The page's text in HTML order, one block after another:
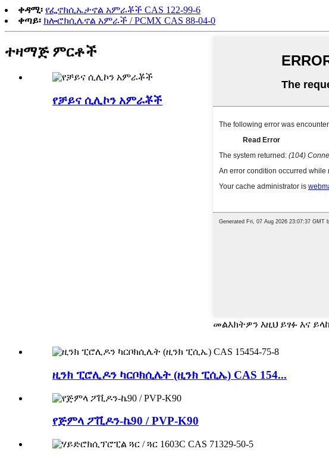
ቀዳሚ፡ የፌኖክሲኤታኖል አምራቾች CAS 122-99-6
ቀጣይ፡ ክሎሮክሲሌኖል አምራች / PCMX CAS 88-04-0
መልእክትዎን እዚህ ይፃፉ እና
ተዛማጅ ምርቶች
የቻይና ሲሊኮን አምራቾች
ዚንክ ፒሮሊዶን ካርቦክሲሌት (ዚንክ ፒሲኤ) CAS 154...
የጅምላ ፖቪዶን-ኬ90 / PVP-K90